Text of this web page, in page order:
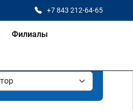
+7 843 212-64-65
Филиалы